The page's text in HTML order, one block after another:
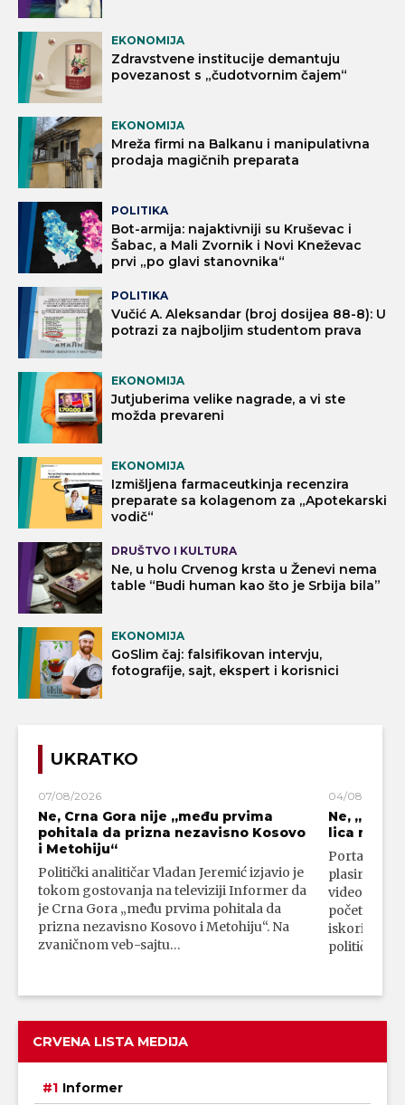
EKONOMIJA
Zdravstvene institucije demantuju
povezanost s „čudotvornim čajem“
EKONOMIJA
Mreža firmi na Balkanu i manipulativna
prodaja magičnih preparata
POLITIKA
Bot-armija: najaktivniji su Kruševac i
Šabac, a Mali Zvornik i Novi Kneževac
prvi „po glavi stanovnika“
POLITIKA
Vučić A. Aleksandar (broj dosijea 88-8): U
potrazi za najboljim studentom prava
EKONOMIJA
Jutjuberima velike nagrade, a vi ste
možda prevareni
EKONOMIJA
Izmišljena farmaceutkinja recenzira
preparate sa kolagenom za „Apotekarski
vodič“
DRUŠTVO I KULTURA
Ne, u holu Crvenog krsta u Ženevi nema
table “Budi human kao što je Srbija bila”
EKONOMIJA
GoSlim čaj: falsifikovan intervju,
fotografije, sajt, ekspert i korisnici
UKRATKO
07/08/2026
Ne, Crna Gora nije „među prvima
pohitala da prizna nezavisno Kosovo
i Metohiju“
Politički analitičar Vladan Jeremić izjavio je
tokom gostovanja na televiziji Informer da
je Crna Gora „među prvima pohitala da
prizna nezavisno Kosovo i Metohiju“. Na
zvaničnom veb-sajtu…
04/08/2026
Ne,
lica
Portal 24
plasirali su
video-
početka
iskorišćava
političkim
CRVENA LISTA MEDIJA
Informer